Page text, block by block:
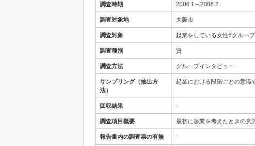
調査時期 2006.1～2006.2
調査対象地 大阪市
調査対象 起業をしている女性6グループ
調査種別 質
調査方法 グループインタビュー
サンプリング（抽出方
法）
起業における段階ごとの意識
回収結果 -
調査項目概要 最初に起業を考えたときの意
報告書内の調査票の有無 -